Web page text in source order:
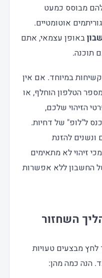
מבוסס כמעט
אוטומטיים.
באופן עצמאי, אתם
תוכנה.
במיוחד. אם אין
הטלפון הוחלף, או
הזיהוי שלכם,
ל"לופ" של דחיות.
ונשנים להזנת
זיהוי לא מתאימים
החשבון ללא אפשרות
השחזור
מבצעים טעויות
הנה כמה מהן: